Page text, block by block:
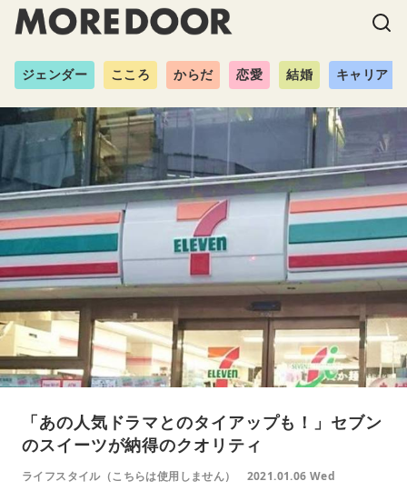
ジェンダー こころ からだ 恋愛 結婚 キャリア
「あの人気ドラマとのタイアップも！」セブン
のスイーツが納得のクオリティ
ライフスタイル（こちらは使用しません） 2021.01.06 Wed